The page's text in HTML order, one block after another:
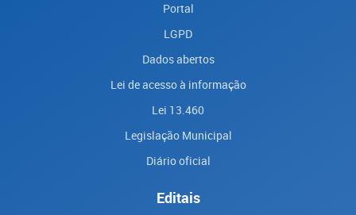
Portal
LGPD
Dados abertos
Lei de acesso à informação
Lei 13.460
Legislação Municipal
Diário oficial
Editais